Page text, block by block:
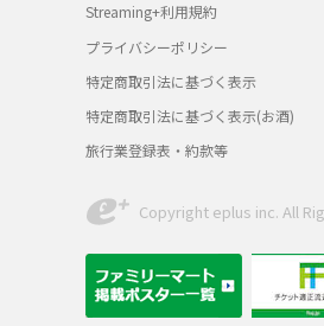
Streaming+利用規約
プライバシーポリシー
特定商取引法に基づく表示
特定商取引法に基づく表示(お酒)
旅行業登録表・約款等
Copyright eplus inc. All